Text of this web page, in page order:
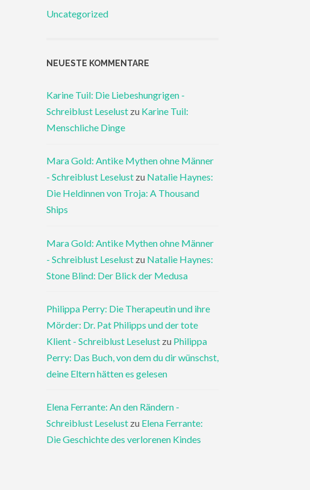
Uncategorized
NEUESTE KOMMENTARE
Karine Tuil: Die Liebeshungrigen -
Schreiblust Leselust zu Karine Tuil:
Menschliche Dinge
Mara Gold: Antike Mythen ohne Männer
- Schreiblust Leselust zu Natalie Haynes:
Die Heldinnen von Troja: A Thousand
Ships
Mara Gold: Antike Mythen ohne Männer
- Schreiblust Leselust zu Natalie Haynes:
Stone Blind: Der Blick der Medusa
Philippa Perry: Die Therapeutin und ihre
Mörder: Dr. Pat Philipps und der tote
Klient - Schreiblust Leselust zu Philippa
Perry: Das Buch, von dem du dir wünschst,
deine Eltern hätten es gelesen
Elena Ferrante: An den Rändern -
Schreiblust Leselust zu Elena Ferrante:
Die Geschichte des verlorenen Kindes